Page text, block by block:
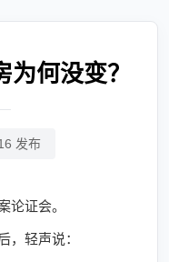
何没变？
发布
论证会。
，轻声说：